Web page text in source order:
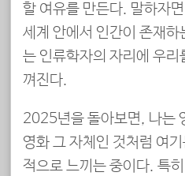
할 여유를 만든다. 말하자
세계 안에서 인간이 존재
는 인류학자의 자리에 우
껴진다.
2025년을 돌아보면, 나는
영화 그 자체인 것처럼 여
적으로 느끼는 중이다. 특